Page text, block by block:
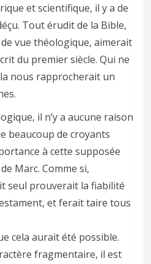
et scientifique, il y a de
Tout érudit de la Bible,
vue théologique, aimerait
du premier siècle. Qui ne
nous rapprocherait un
il n’y a aucune raison
beaucoup de croyants
à cette supposée
Marc. Comme si,
seul prouverait la fiabilité
et ferait taire tous
cela aurait été possible.
fragmentaire, il est